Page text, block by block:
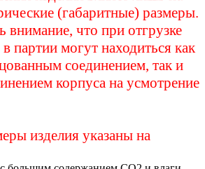
(габаритные) размеры.
внимание, что при отгрузке
партии могут находиться как
соединением, так и
корпуса на усмотрение
изделия указаны на